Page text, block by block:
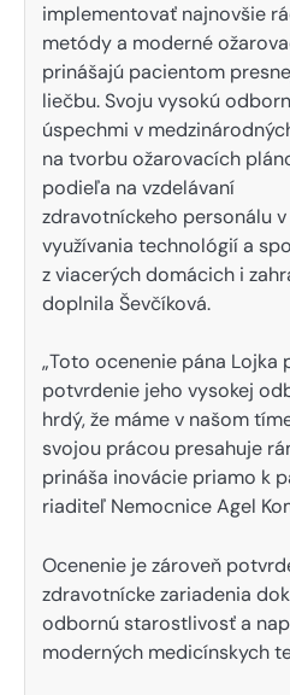
implementovať najnovšie
metódy a moderné
prinášajú pacientom
liečbu. Svoju vysokú
úspechmi v
na tvorbu ožarovacích
podieľa na vzdelávaní
zdravotníckeho personálu
využívania technológií a
z viacerých domácich i
doplnila Ševčíková.
„Toto ocenenie pána Lojka
potvrdenie jeho vysokej
hrdý, že máme v našom
svojou prácou presahuje
prináša inovácie priamo k
riaditeľ Nemocnice Agel
Ocenenie je zároveň
zdravotnícke zariadenia
odbornú starostlivosť a
moderných medicínskych